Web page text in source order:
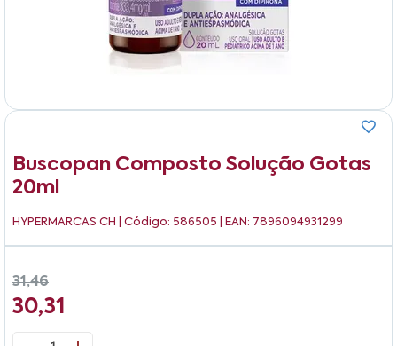
Buscopan Composto Solução Gotas
20ml
HYPERMARCAS CH | Código: 586505 | EAN: 7896094931299
31,46
30,31